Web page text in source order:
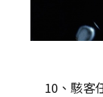
10、駭客